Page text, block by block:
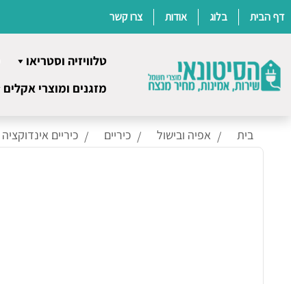
Skip
דף הבית בלוג אודות צרו קשר
טלוויזיה וסטריאו
מזגנים ומוצרי אקלים
בית אפיה ובישול כיריים כיריים אינדוקציה